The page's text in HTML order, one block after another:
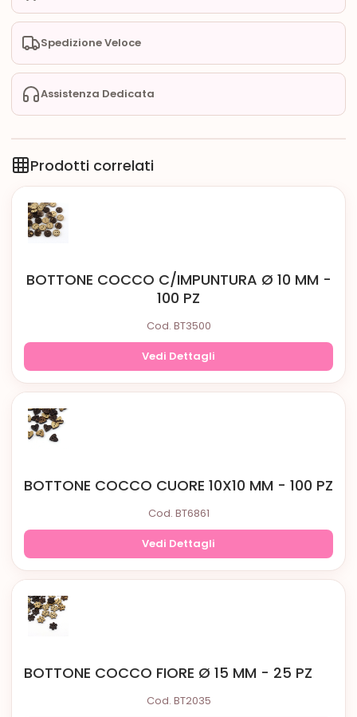
Spedizione Veloce
Assistenza Dedicata
Prodotti correlati
BOTTONE COCCO C/IMPUNTURA Ø 10 MM -
100 PZ
Cod. BT3500
Vedi Dettagli
BOTTONE COCCO CUORE 10X10 MM - 100 PZ
Cod. BT6861
Vedi Dettagli
BOTTONE COCCO FIORE Ø 15 MM - 25 PZ
Cod. BT2035